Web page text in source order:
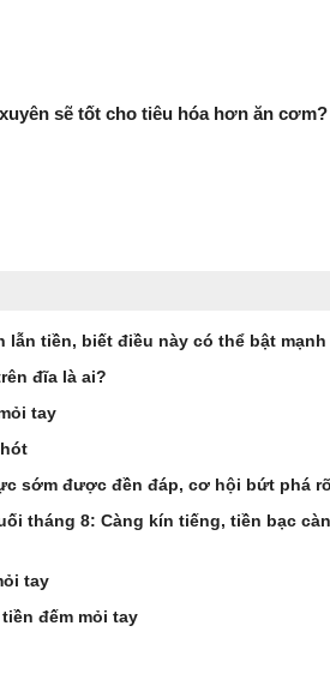
sẽ tốt cho tiêu hóa hơn ăn cơm?
lẫn tiền, biết điều này có thể bật mạnh
đĩa là ai?
tay
sớm được đền đáp, cơ hội bứt phá
tháng 8: Càng kín tiếng, tiền bạc
tay
đếm mỏi tay